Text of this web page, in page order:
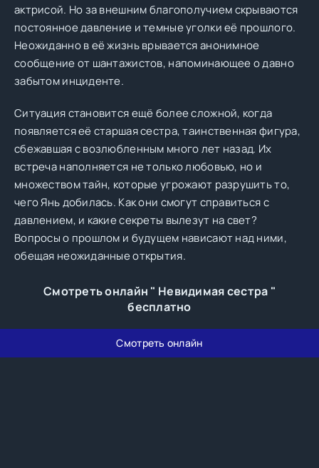
актрисой. Но за внешним благополучием скрываются
постоянное давление и темные уголки её прошлого.
Неожиданно в её жизнь врывается анонимное
сообщение от шантажистов, напоминающее о давно
забытом инциденте.
Ситуация становится ещё более сложной, когда
появляется её старшая сестра, таинственная фигура,
сбежавшая с возлюбленным много лет назад. Их
встреча наполняется не только любовью, но и
множеством тайн, которые угрожают разрушить то,
чего Янь добилась. Как они смогут справиться с
давлением, и какие секреты вылезут на свет?
Вопросы о прошлом и будущем нависают над ними,
обещая неожиданные открытия.
Смотреть онлайн " Невидимая сестра "
бесплатно
Смотреть онлайн